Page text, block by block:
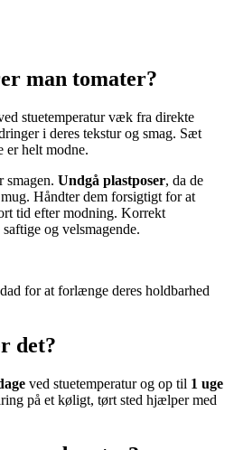
man tomater?
stuetemperatur væk fra direkte
i deres tekstur og smag. Sæt
er helt modne.
smagen. Undgå plastposer, da de
Håndter dem forsigtigt for at
tid efter modning. Korrekt
og velsmagende.
for at forlænge deres holdbarhed
det?
ved stuetemperatur og op til 1 uge
på et køligt, tørt sted hjælper med